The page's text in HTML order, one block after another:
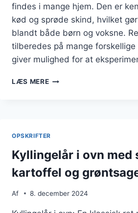
findes i mange hjem. Den er
kød og sprøde skind, hvilket
blandt både børn og voksne.
tilberedes på mange
giver mulighed for at
LÆS MEREKYLLINGELÅR
OPSKRIFTER
Kyllingelår i ovn med
kartoffel og
Af 8. december 2024